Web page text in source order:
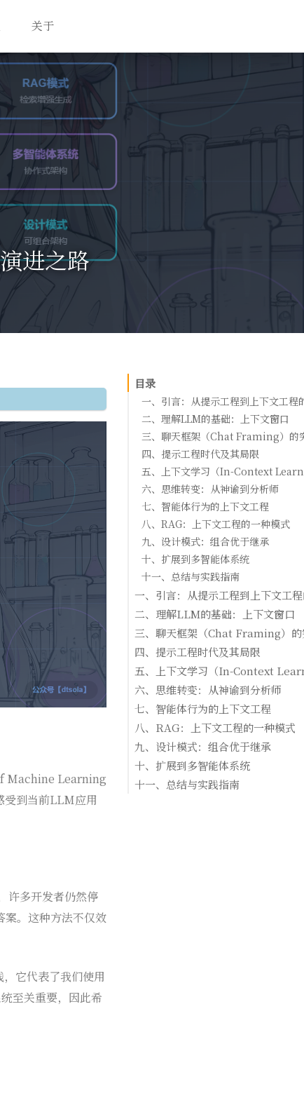
关于
进之路
Machine Learning
受到当前LLM应用
许多开发者仍然停
。这种方法不仅效
它代表了我们使用
至关重要，因此希
目录
一、引言：从提示工程到上下文工程
二、理解LLM的基础：上下文窗口
三、聊天框架（Chat Framing）的
四、提示工程时代及其局限
五、上下文学习（In-Context
六、思维转变：从神谕到分析师
七、智能体行为的上下文工程
八、RAG：上下文工程的一种模式
九、设计模式：组合优于继承
十、扩展到多智能体系统
十一、总结与实践指南
一、引言：从提示工程到上下文工
二、理解LLM的基础：上下文窗口
2.1 什么是上下文窗口
2.2 LLM的训练与推理机制
2.3 早期应用模式：文本补全
三、聊天框架（Chat Framing）的
3.1 聊天模式的引入
3.2 上下文窗口的丰富化
3.3 架构本质未变
四、提示工程时代及其局限
4.1 提示工程的实践
4.2 提示工程的问题
五、上下文学习（In-Context
5.1 什么是上下文学习
5.2 可编程注入的多种token序列
5.3 上下文窗口的挑战
5.4 从提示工程到上下文工程
六、思维转变：从神谕到分析师
6.1 LLM的本质能力
6.2 使用LLM的思维转变
6.3 实践中的转变
七、智能体行为的上下文工程
7.1 实例：英国电影票房周均收入查询
7.2 上下文工程的多个维度
7.3 设计模式的必要性
八、RAG：上下文工程的一种模式
8.1 什么是RAG
8.2 RAG作为上下文工程模式
8.3 实现考虑
九、设计模式：组合优于继承
9.1 软件工程设计模式的启示
9.2 上下文工程的设计模式
十、扩展到多智能体系统
10.1 多智能体架构的必然性
十一、总结与实践指南